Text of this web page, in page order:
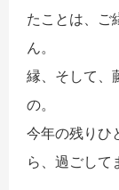
たことは、ご
ん。
縁、そして、
の。
今年の残りひ
ら、過ごして